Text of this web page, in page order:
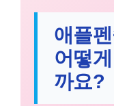
애플
어떻
까요?